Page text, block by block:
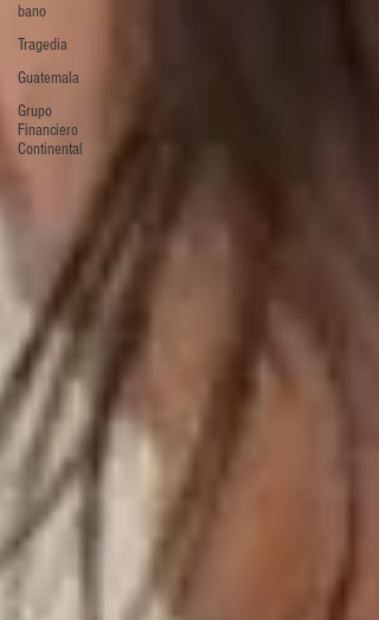
bano
Tragedia
Guatemala
Grupo
Financiero
Continental